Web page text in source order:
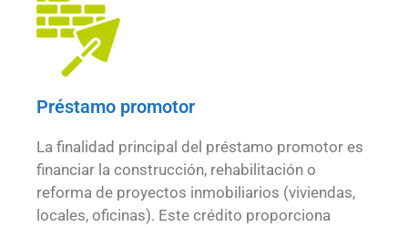
Préstamo promotor
La finalidad principal del préstamo promotor es
financiar la construcción, rehabilitación o
reforma de proyectos inmobiliarios (viviendas,
locales, oficinas). Este crédito proporciona